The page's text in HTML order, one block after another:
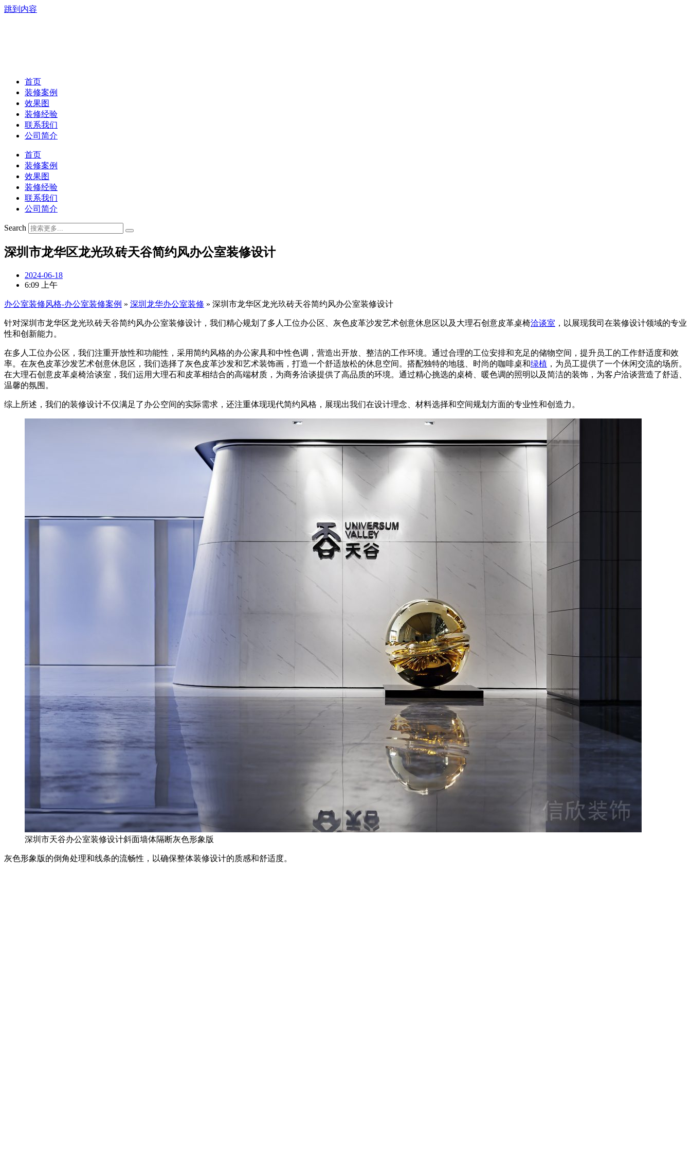
跳到内容
首页
装修案例
效果图
装修经验
联系我们
公司简介
首页
装修案例
效果图
装修经验
联系我们
公司简介
Search
深圳市龙华区龙光玖砖天谷简约风办公室装修设计
2024-06-18
6:09 上午
办公室装修风格-办公室装修案例 » 深圳龙华办公室装修 » 深圳市龙华区龙光玖砖天谷简约风办公室装修设计
针对深圳市龙华区龙光玖砖天谷简约风办公室装修设计，我们精心规划了多人工位办公区、灰色皮革沙发艺术创意休息区以及大理石创意皮革桌椅洽谈室 ，以展现我司在装修设计领域的专业
性和创新能力。
在多人工位办公区，我们注重开放性和功能性，采用简约风格的办公家具和中性色调，营造出开放、整洁的工作环境。通过合理的工位安排和充足的储物空间，提升员工的工作舒适度和效
率。在灰色皮革沙发艺术创意休息区，我们选择了灰色皮革沙发和艺术装饰画，打造一个舒适放松的休息空间。搭配独特的地毯、时尚的咖啡桌和绿植 ，为员工提供了一个休闲交流的场所。
在大理石创意皮革桌椅洽谈室，我们运用大理石和皮革相结合的高端材质，为商务洽谈提供了高品质的环境。通过精心挑选的桌椅、暖色调的照明以及简洁的装饰，为客户洽谈营造了舒适、
温馨的氛围。
综上所述，我们的装修设计不仅满足了办公空间的实际需求，还注重体现现代简约风格，展现出我们在设计理念、材料选择和空间规划方面的专业性和创造力。
深圳市天谷办公室装修设计斜面墙体隔断灰色形象版
灰色形象版的倒角处理和线条的流畅性，以确保整体装修设计的质感和舒适度。